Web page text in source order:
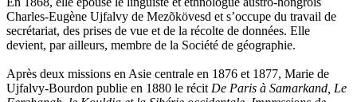
Sauve Philippe
Shipton Eric
Sibony Julie
Soleilhavoup François
Squillace Sophie
Stuck Hudson
Charles-Eugène Ujfalvy de Mezõkövesd et s’occupe du travail de
secrétariat, des prises de vue et de la récolte de données. Elle
devient, par ailleurs, membre de la Société de géographie.
Après deux missions en Asie centrale en 1876 et 1877, Marie de
Ujfalvy-Bourdon publie en 1880 le récit De Paris à Samarkand, Le